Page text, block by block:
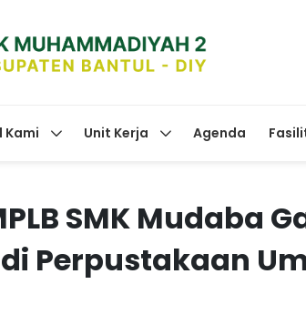
Kami Unit Kerja Agenda
SMK Mudaba
Perpustakaan